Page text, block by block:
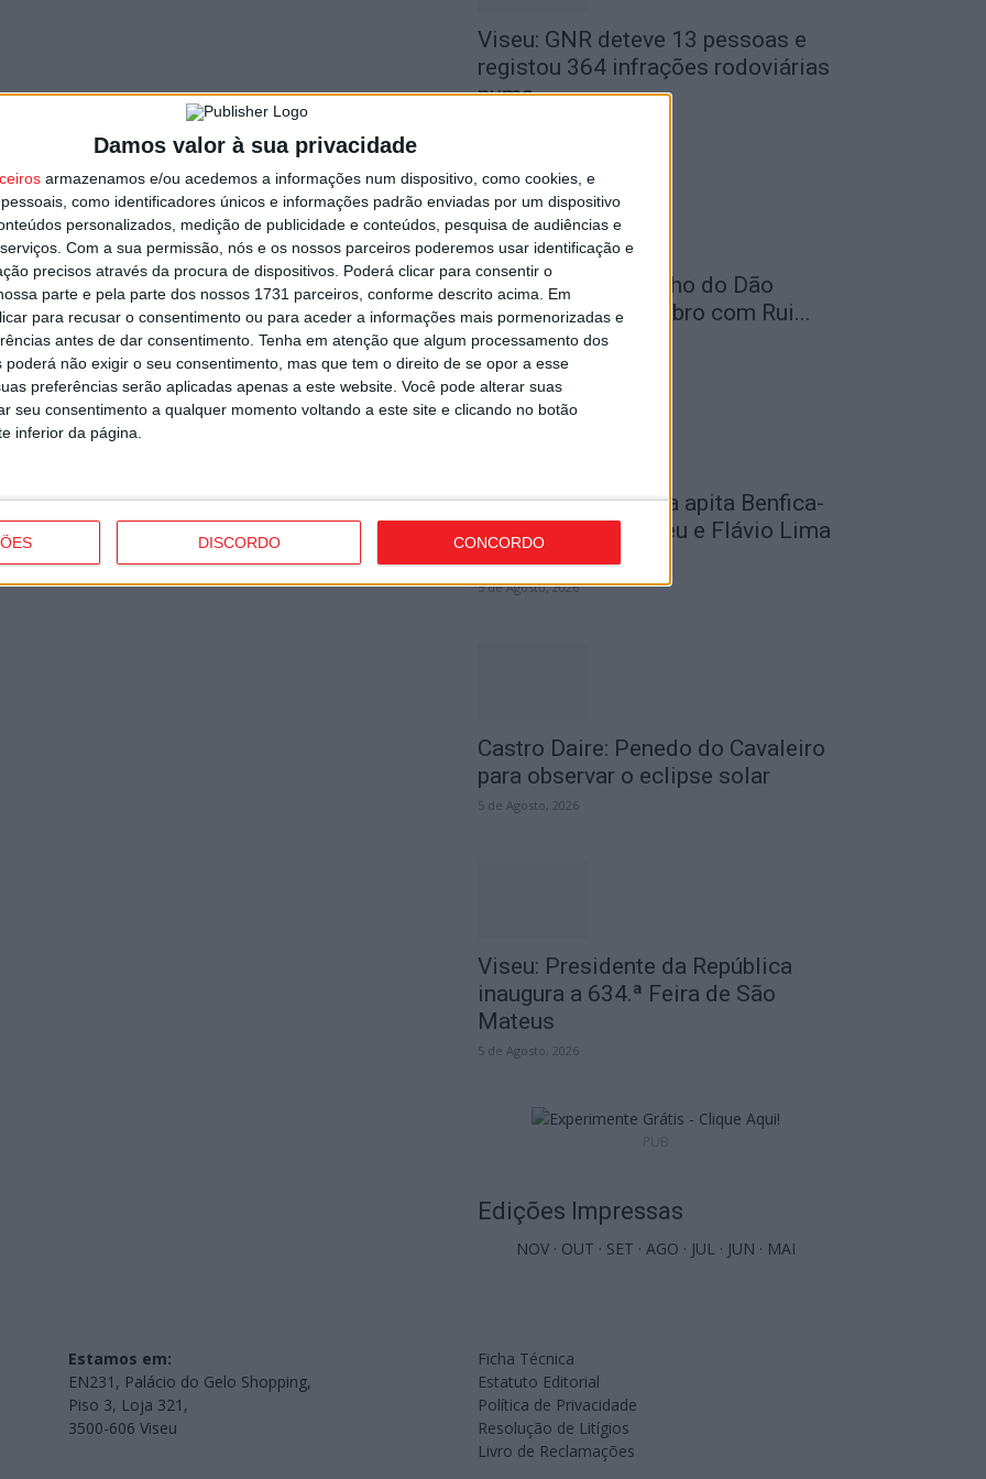
Damos valor à sua privacidade
armazenamos e/ou acedemos a informações num dispositivo, como cookies, e
como identificadores únicos e informações padrão enviadas por um dispositivo
personalizados, medição de publicidade e conteúdos, pesquisa de audiências e
Com a sua permissão, nós e os nossos parceiros poderemos usar identificação e
precisos através da procura de dispositivos. Poderá clicar para consentir o
parte e pela parte dos nossos 1731 parceiros, conforme descrito acima. Em
para recusar o consentimento ou para aceder a informações mais pormenorizadas e
antes de dar consentimento. Tenha em atenção que algum processamento dos
poderá não exigir o seu consentimento, mas que tem o direito de se opor a esse
preferências serão aplicadas apenas a este website. Você pode alterar suas
seu consentimento a qualquer momento voltando a este site e clicando no botão
inferior da página.
DISCORDO CONCORDO
Viseu: GNR deteve 13 pessoas e
registou 364 infrações rodoviárias
numa...
Nelas: Feira do Vinho do Dão
regressa em setembro com Rui...
5 de Agosto, 2026
Futebol: David Silva apita Benfica-
Académico de Viseu e Flávio Lima
o...
5 de Agosto, 2026
Castro Daire: Penedo do Cavaleiro
para observar o eclipse solar
5 de Agosto, 2026
Viseu: Presidente da República
inaugura a 634.ª Feira de São
Mateus
5 de Agosto, 2026
Edições Impressas
NOV · OUT · SET · AGO · JUL · JUN · MAI
Estamos em:
EN231, Palácio do Gelo Shopping,
Piso 3, Loja 321,
3500-606 Viseu
Ficha Técnica
Estatuto Editorial
Política de Privacidade
Resolução de Litígios
Livro de Reclamações